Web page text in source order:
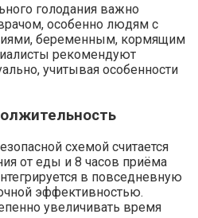
голодания важно
особенно людям с
беременным, кормящим
рекомендуют
учитывая особенности
схемой считается
от еды и 8 часов приёма
в повседневную
эффективностью.
увеличивать время